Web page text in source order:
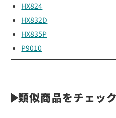
HX824
HX832D
HX835P
P9010
類似商品をチェック